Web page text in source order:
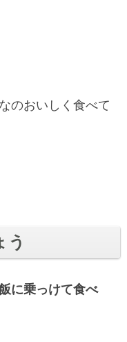
のおいしく食べて
う
に乗っけて食べ